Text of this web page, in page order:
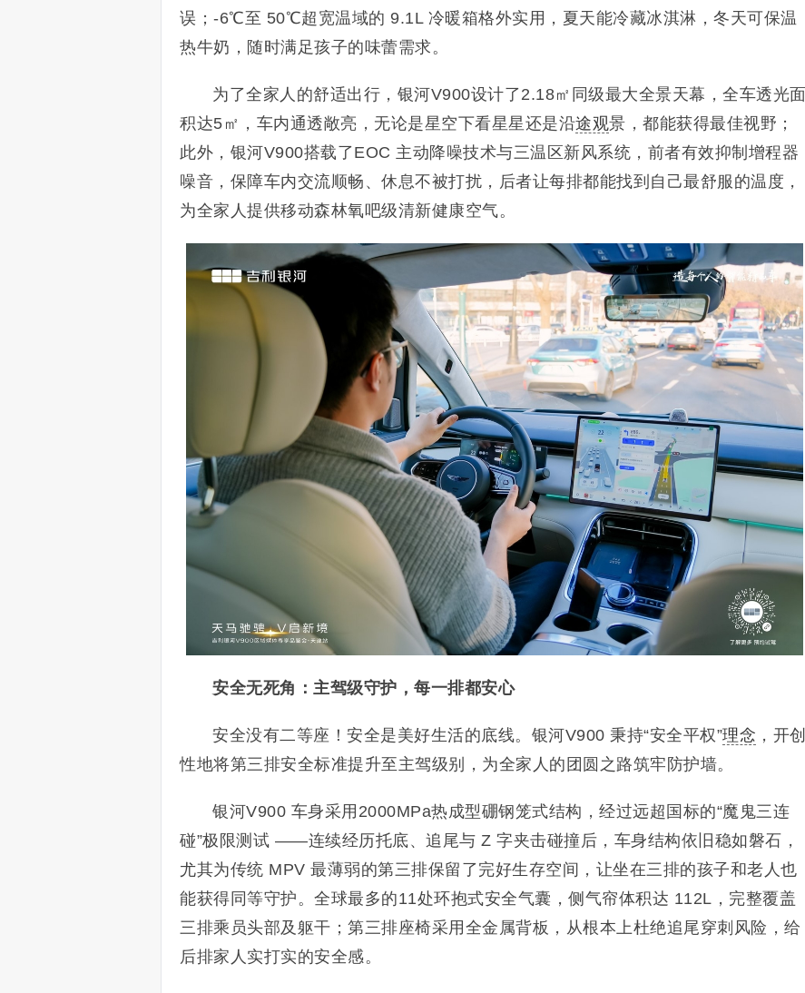
误；-6℃至 50℃超宽温域的 9.1L 冷暖箱格外实用，夏天能冷藏冰淇淋，冬天可保温
热牛奶，随时满足孩子的味蕾需求。
为了全家人的舒适出行，银河V900设计了2.18㎡同级最大全景天幕，全车透光面
积达5㎡，车内通透敞亮，无论是星空下看星星还是沿途观景，都能获得最佳视野；
此外，银河V900搭载了EOC 主动降噪技术与三温区新风系统，前者有效抑制增程器
噪音，保障车内交流顺畅、休息不被打扰，后者让每排都能找到自己最舒服的温度，
为全家人提供移动森林氧吧级清新健康空气。
安全无死角：主驾级守护，每一排都安心
安全没有二等座！安全是美好生活的底线。银河V900 秉持“安全平权”理念 ，开创
性地将第三排安全标准提升至主驾级别，为全家人的团圆之路筑牢防护墙。
银河V900 车身采用2000MPa热成型硼钢笼式结构，经过远超国标的“魔鬼三连
碰”极限测试 ——连续经历托底、追尾与 Z 字夹击碰撞后，车身结构依旧稳如磐石，
尤其为传统 MPV 最薄弱的第三排保留了完好生存空间，让坐在三排的孩子和老人也
能获得同等守护。全球最多的11处环抱式安全气囊，侧气帘体积达 112L，完整覆盖
三排乘员头部及躯干；第三排座椅采用全金属背板，从根本上杜绝追尾穿刺风险，给
后排家人实打实的安全感。